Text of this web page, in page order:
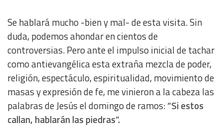
Se hablará mucho -bien y mal- de esta visita. Sin
duda, podemos ahondar en cientos de
controversias. Pero ante el impulso inicial de tachar
como antievangélica esta extraña mezcla de poder,
religión, espectáculo, espiritualidad, movimiento de
masas y expresión de fe, me vinieron a la cabeza las
palabras de Jesús el domingo de ramos:“Si estos
callan, hablarán las piedras”.